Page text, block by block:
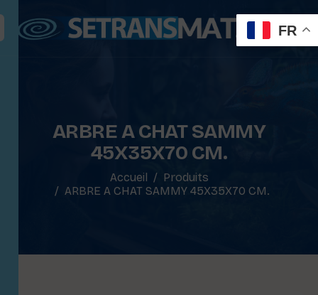
ARBRE A CHAT SAMMY
45X35X70 CM.
Accueil
Produits
ARBRE A CHAT SAMMY 45X35X70 CM.
FR